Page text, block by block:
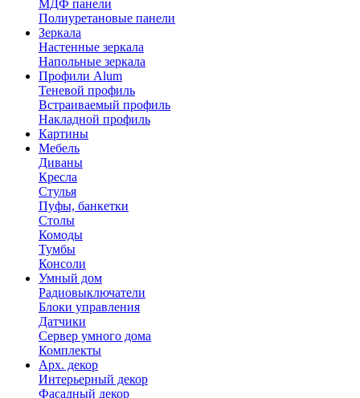
МДФ панели
Полиуретановые панели
Зеркала
Настенные зеркала
Напольные зеркала
Профили Alum
Теневой профиль
Встраиваемый профиль
Накладной профиль
Картины
Мебель
Диваны
Кресла
Стулья
Пуфы, банкетки
Столы
Комоды
Тумбы
Консоли
Умный дом
Радиовыключатели
Блоки управления
Датчики
Сервер умного дома
Комплекты
Арх. декор
Интерьерный декор
Фасадный декор